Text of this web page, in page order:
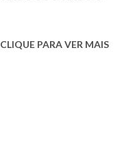
CLIQUE PARA VER MAIS